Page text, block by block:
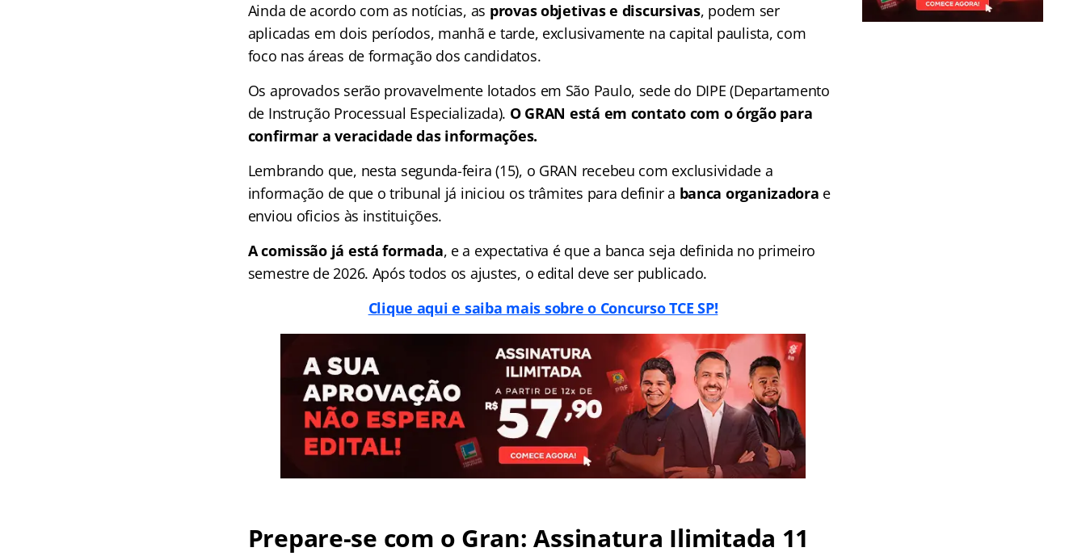
Ainda de acordo com as notícias, as provas objetivas e discursivas, podem ser
aplicadas em dois períodos, manhã e tarde, exclusivamente na capital paulista, com
foco nas áreas de formação dos candidatos.
Os aprovados serão provavelmente lotados em São Paulo, sede do DIPE (Departamento
de Instrução Processual Especializada). O GRAN está em contato com o órgão para
confirmar a veracidade das informações.
Lembrando que, nesta segunda-feira (15), o GRAN recebeu com exclusividade a
informação de que o tribunal já iniciou os trâmites para definir a banca organizadora e
enviou oficios às instituições.
A comissão já está formada, e a expectativa é que a banca seja definida no primeiro
semestre de 2026. Após todos os ajustes, o edital deve ser publicado.
Clique aqui e saiba mais sobre o Concurso TCE SP!
Prepare-se com o Gran: Assinatura Ilimitada 11